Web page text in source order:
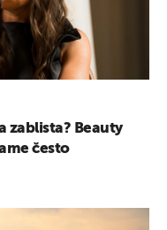
zablista? Beauty
često